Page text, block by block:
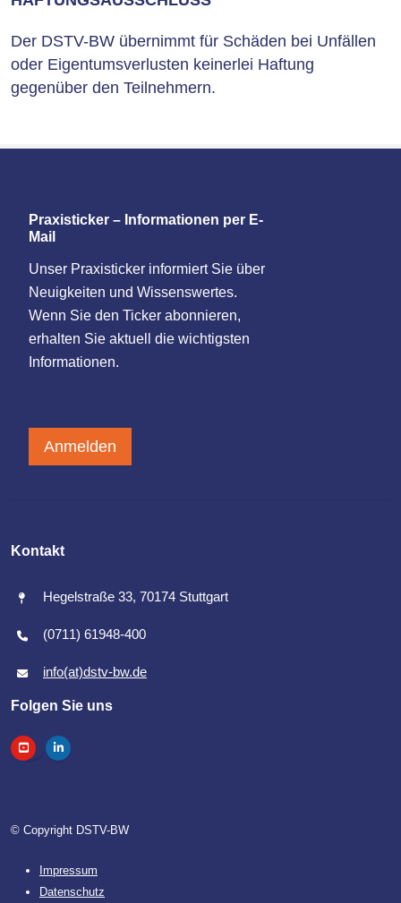
Der DSTV-BW übernimmt für Schäden bei Unfällen
oder Eigentumsverlusten keinerlei Haftung
gegenüber den Teilnehmern.
Praxisticker – Informationen per E-
Mail
Unser Praxisticker informiert Sie über
Neuigkeiten und Wissenswertes.
Wenn Sie den Ticker abonnieren,
erhalten Sie aktuell die wichtigsten
Informationen.
Anmelden
Kontakt
Hegelstraße 33, 70174 Stuttgart
(0711) 61948-400
info(at)dstv-bw.de
Folgen Sie uns
© Copyright DSTV-BW
Impressum
Datenschutz